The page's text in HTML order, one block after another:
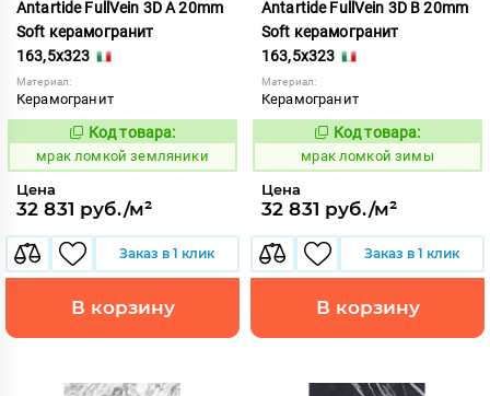
Antartide FullVein 3D A 20mm
Soft керамогранит
163,5x323
Материал:
Керамогранит
1052906
Код товара:
мрак ломкой земляники
Цена
32 831 руб./м²
Заказ в 1 клик
В корзину
Antartide FullVein 3D B 20mm
Soft керамогранит
163,5x323
Материал:
Керамогранит
1052907
Код товара:
мрак ломкой зимы
Цена
32 831 руб./м²
Заказ в 1 клик
В корзину